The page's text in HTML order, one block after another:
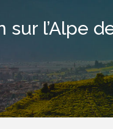
l’Alpe